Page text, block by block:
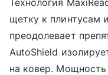
щетку к плинтусам
преодолевает
AutoShield
на ковер. Мощность